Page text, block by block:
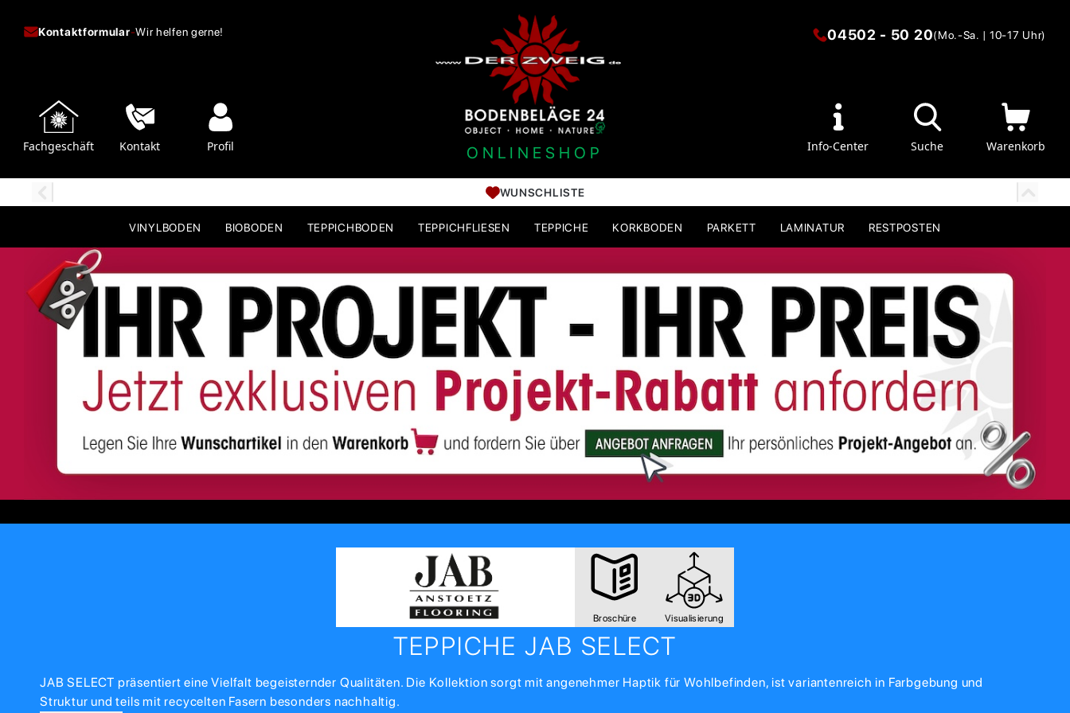
Kontaktformular-Wir helfen gerne!
Fachgeschäft Kontakt Profil ONLINESHOP
04502 - 50 20(Mo.-Sa. | 10-17 Uhr)
Info-Center Suche Warenkorb
WUNSCHLISTE
VINYLBODEN BIOBODEN TEPPICHBODEN TEPPICHFLIESEN TEPPICHE KORKBODEN PARKETT LAMINATUR RESTPOSTEN
Broschüre Visualisierung
TEPPICHE JAB SELECT
JAB SELECT präsentiert eine Vielfalt begeisternder Qualitäten. Die Kollektion sorgt mit angenehmer Haptik für Wohlbefinden, ist variantenreich in Farbgebung und
Struktur und teils mit recycelten Fasern besonders nachhaltig.